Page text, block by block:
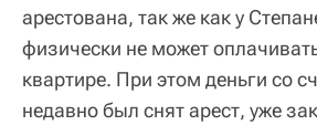
арестована, так же как у
физически не может
квартире. При этом деньги со
недавно был снят арест, уже